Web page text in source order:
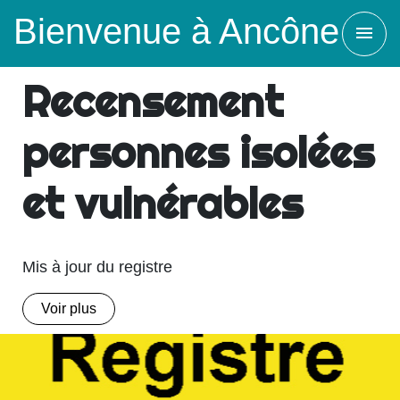
Bienvenue à Ancône menu
Recensement
personnes isolées
et vulnérables
Mis à jour du registre
Voir plus